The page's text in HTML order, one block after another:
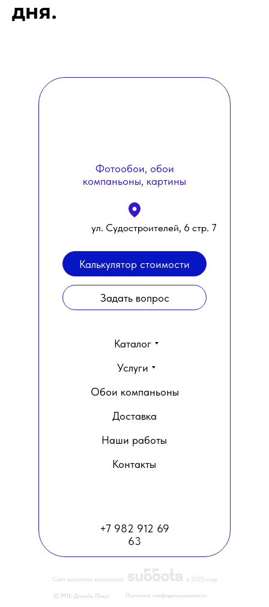
дня.
Задать вопрос
Контакты
Наши работы
Доставка
Обои компаньоны
Услуги
Каталог
Калькулятор стоимости
ул. Судостроителей, 6 стр. 7
Фотообои, обои
компаньоны, картины
+7 982 912 69
63
Политика конфиденциальности
© РПК Дизайн Плюс